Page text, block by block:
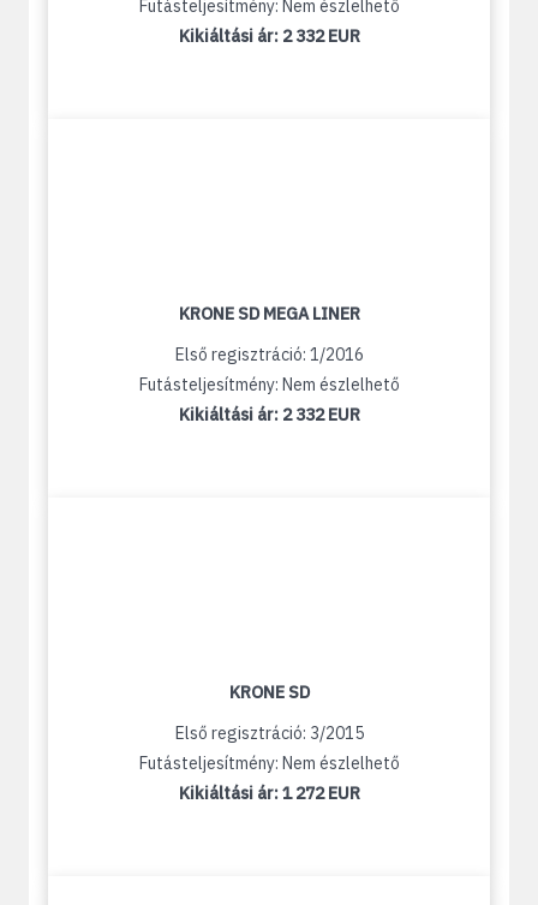
Futásteljesítmény: Nem észlelhető
Kikiáltási ár: 2 332 EUR
KRONE SD MEGA LINER
Első regisztráció: 1/2016
Futásteljesítmény: Nem észlelhető
Kikiáltási ár: 2 332 EUR
KRONE SD
Első regisztráció: 3/2015
Futásteljesítmény: Nem észlelhető
Kikiáltási ár:1 272 EUR